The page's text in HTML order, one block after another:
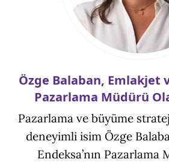
Özge Balaban, Emlakjet
Pazarlama Müdürü
Pazarlama ve büyüme
deneyimli isim Özge
Endeksa’nın Pazarlama